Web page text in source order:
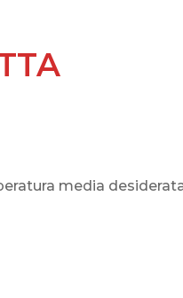
media